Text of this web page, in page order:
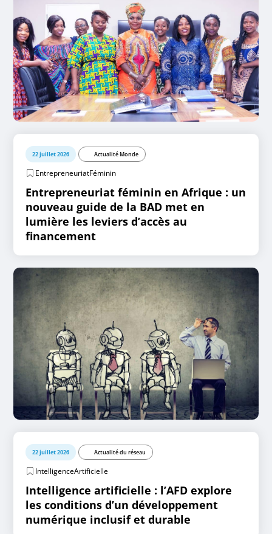
22 juillet 2026 Actualité Monde
EntrepreneuriatFéminin
Entrepreneuriat féminin en Afrique : un
nouveau guide de la BAD met en
lumière les leviers d’accès au
financement
22 juillet 2026 Actualité du réseau
IntelligenceArtificielle
Intelligence artificielle : l’AFD explore
les conditions d’un développement
numérique inclusif et durable